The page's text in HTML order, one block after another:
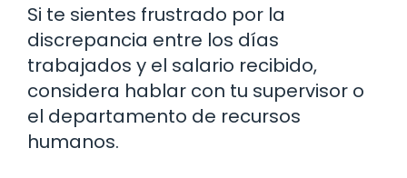
Si te sientes frustrado por la
discrepancia entre los días
trabajados y el salario recibido,
considera hablar con tu supervisor o
el departamento de recursos
humanos.